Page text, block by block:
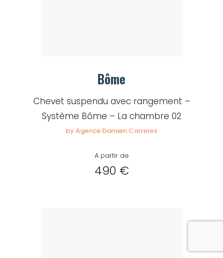
Bôme
Chevet suspendu avec rangement –
Système Bôme – La chambre 02
by Agence Damien Carreres
A partir de
490 €